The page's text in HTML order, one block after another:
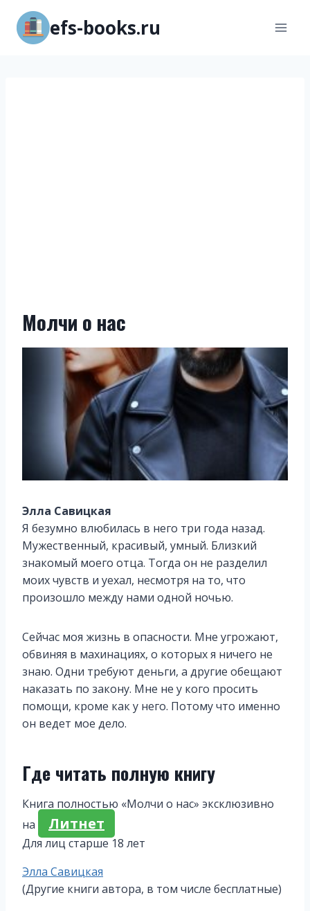
Перейти
содержимому
efs-books.ru
Молчи о нас
Элла Савицкая
Я безумно влюбилась в него три года назад.
Мужественный, красивый, умный. Близкий
знакомый моего отца. Тогда он не разделил
моих чувств и уехал, несмотря на то, что
произошло между нами одной ночью.
Сейчас моя жизнь в опасности. Мне угрожают,
обвиняя в махинациях, о которых я ничего не
знаю. Одни требуют деньги, а другие обещают
наказать по закону. Мне не у кого просить
помощи, кроме как у него. Потому что именно
он ведет мое дело.
Где читать полную книгу
Книга полностью «Молчи о нас» эксклюзивно
на
Литнет
Для лиц старше 18 лет
Метки
записи:
Элла Савицкая
(Другие книги автора, в том числе бесплатные)